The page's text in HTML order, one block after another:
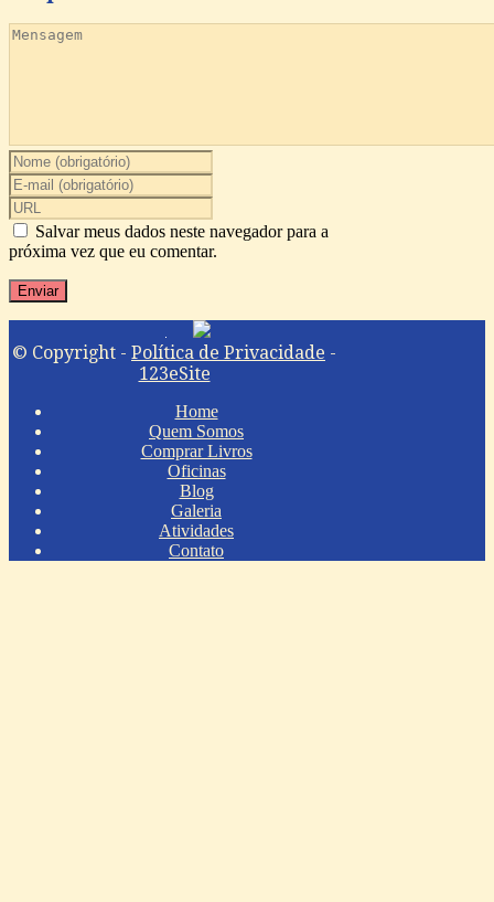
Salvar meus dados neste navegador para a
próxima vez que eu comentar.
© Copyright - Política de Privacidade -
123eSite
Home
Quem Somos
Comprar Livros
Oficinas
Blog
Galeria
Atividades
Contato